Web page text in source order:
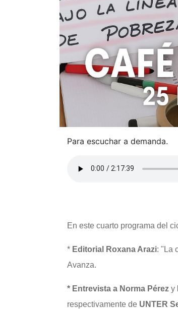
Para escuchar a demanda.
En este cuarto programa del
* Editorial Roxana Arazi: "La
Avanza.
* Entrevista a Norma Pérez y
respectivamente de UNTER